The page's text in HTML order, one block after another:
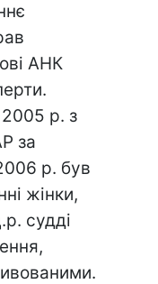
АНК
р. з
за
р. був
жінки,
судді